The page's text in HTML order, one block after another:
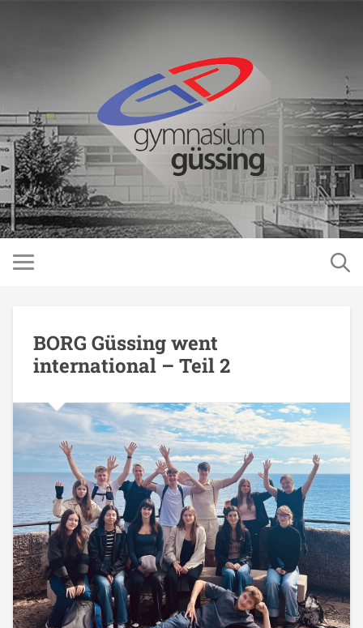
BORG Güssing went
international – Teil 2